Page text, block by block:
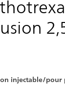
injectable/pour